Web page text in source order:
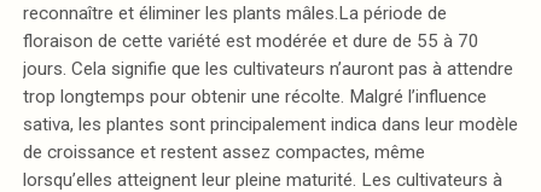
reconnaître et éliminer les plants mâles.La période de
floraison de cette variété est modérée et dure de 55 à 70
jours. Cela signifie que les cultivateurs n’auront pas à attendre
trop longtemps pour obtenir une récolte. Malgré l’influence
sativa, les plantes sont principalement indica dans leur modèle
de croissance et restent assez compactes, même
lorsqu’elles atteignent leur pleine maturité. Les cultivateurs à